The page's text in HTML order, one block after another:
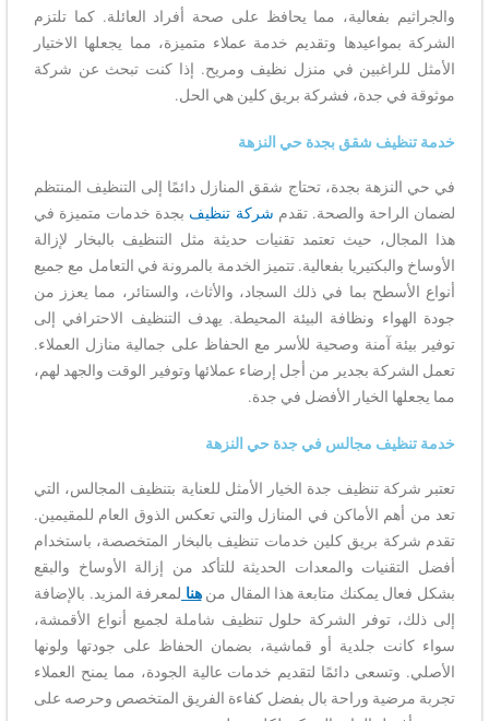
والجراثيم بفعالية، مما يحافظ على صحة أفراد العائلة. كما تلتزم
الشركة بمواعيدها وتقديم خدمة عملاء متميزة، مما يجعلها الاختيار
الأمثل للراغبين في منزل نظيف ومريح. إذا كنت تبحث عن شركة
موثوقة في جدة، فشركة بريق كلين هي الحل.
خدمة تنظيف شقق بجدة حي النزهة
في حي النزهة بجدة، تحتاج شقق المنازل دائمًا إلى التنظيف المنتظم
لضمان الراحة والصحة. تقدم شركة تنظيف بجدة خدمات متميزة في
هذا المجال، حيث تعتمد تقنيات حديثة مثل التنظيف بالبخار لإزالة
الأوساخ والبكتيريا بفعالية. تتميز الخدمة بالمرونة في التعامل مع جميع
أنواع الأسطح بما في ذلك السجاد، والأثاث، والستائر، مما يعزز من
جودة الهواء ونظافة البيئة المحيطة. يهدف التنظيف الاحترافي إلى
توفير بيئة آمنة وصحية للأسر مع الحفاظ على جمالية منازل العملاء.
تعمل الشركة بجدير من أجل إرضاء عملائها وتوفير الوقت والجهد لهم،
مما يجعلها الخيار الأفضل في جدة.
خدمة تنظيف مجالس في جدة حي النزهة
تعتبر شركة تنظيف جدة الخيار الأمثل للعناية بتنظيف المجالس، التي
تعد من أهم الأماكن في المنازل والتي تعكس الذوق العام للمقيمين.
تقدم شركة بريق كلين خدمات تنظيف بالبخار المتخصصة، باستخدام
أفضل التقنيات والمعدات الحديثة للتأكد من إزالة الأوساخ والبقع
بشكل فعال يمكنك متابعة هذا المقال منهنا لمعرفة المزيد. بالإضافة
إلى ذلك، توفر الشركة حلول تنظيف شاملة لجميع أنواع الأقمشة،
سواء كانت جلدية أو قماشية، بضمان الحفاظ على جودتها ولونها
الأصلي. وتسعى دائمًا لتقديم خدمات عالية الجودة، مما يمنح العملاء
تجربة مرضية وراحة بال بفضل كفاءة الفريق المتخصص وحرصه على